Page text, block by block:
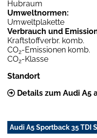
Hubraum
Umweltnormen:
Umweltplakette
Verbrauch und
Kraftstoffverbr. komb.
CO2-Emissionen komb.
CO2-Klasse
Standort
Details zum Audi A5
Audi A5 Sportback 35 TDI